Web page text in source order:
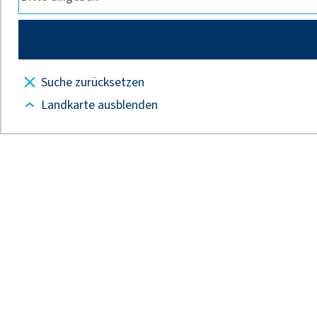
Suche zurücksetzen
Landkarte ausblenden